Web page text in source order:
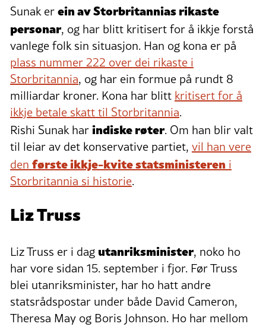
Sunak erein av Storbritannias rikaste
personar, og har blitt kritisert for å ikkje forstå
vanlege folk sin situasjon. Han og kona er på
plass nummer 222 over dei rikaste i
Storbritannia, og har ein formue på rundt 8
milliardar kroner. Kona har blitt kritisert for å
ikkje betale skatt til Storbritannia.
Rishi Sunak har indiske røter. Om han blir valt
til leiar av det konservative partiet, vil han vere
den første ikkje-kvite statsministeren i
Storbritannia si historie.
Liz Truss
Liz Truss er i dag utanriksminister, noko ho
har vore sidan 15. september i fjor. Før Truss
blei utanriksminister, har ho hatt andre
statsrådspostar under både David Cameron,
Theresa May og Boris Johnson. Ho har mellom